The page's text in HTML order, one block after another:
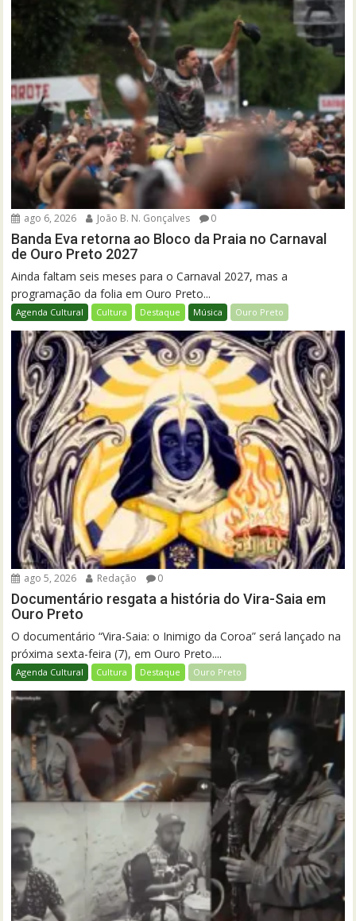
ago 6, 2026 João B. N. Gonçalves 0
Banda Eva retorna ao Bloco da Praia no Carnaval
de Ouro Preto 2027
Ainda faltam seis meses para o Carnaval 2027, mas a
programação da folia em Ouro Preto...
Agenda Cultural Cultura Destaque Música Ouro Preto
ago 5, 2026 Redação 0
Documentário resgata a história do Vira-Saia em
Ouro Preto
O documentário “Vira-Saia: o Inimigo da Coroa” será lançado na
próxima sexta-feira (7), em Ouro Preto....
Agenda Cultural Cultura Destaque Ouro Preto